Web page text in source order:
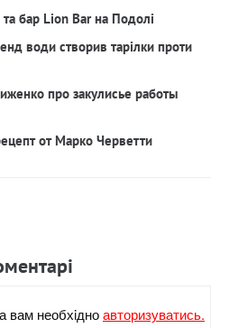
бар Lion Bar на Подолі
води створив тарілки проти
про закулисье работы
от Марко Черветти
вам необхiдноавторизуватись.